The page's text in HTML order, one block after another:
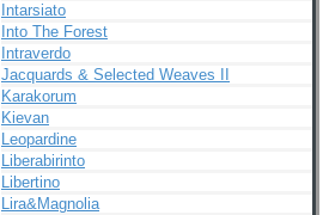
Intarsiato
Into The Forest
Intraverdo
Jacquards & Selected Weaves II
Karakorum
Kievan
Leopardine
Liberabirinto
Libertino
Lira&Magnolia